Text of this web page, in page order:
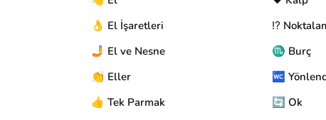
👌 El İşaretleri
🤳 El ve Nesne
👏 Eller
👍 Tek Parmak
⁉️
♏ Burç
🚾
🔄 Ok